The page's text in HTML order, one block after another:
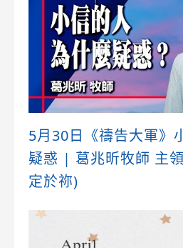
5月30日《禱告大軍》
疑惑 | 葛兆昕牧師 主
定於祢)